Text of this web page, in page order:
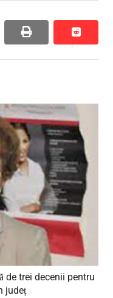
print reddit
reddit
de trei decenii pentru
județ